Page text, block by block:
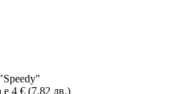
е 4 € (7,82 лв.)